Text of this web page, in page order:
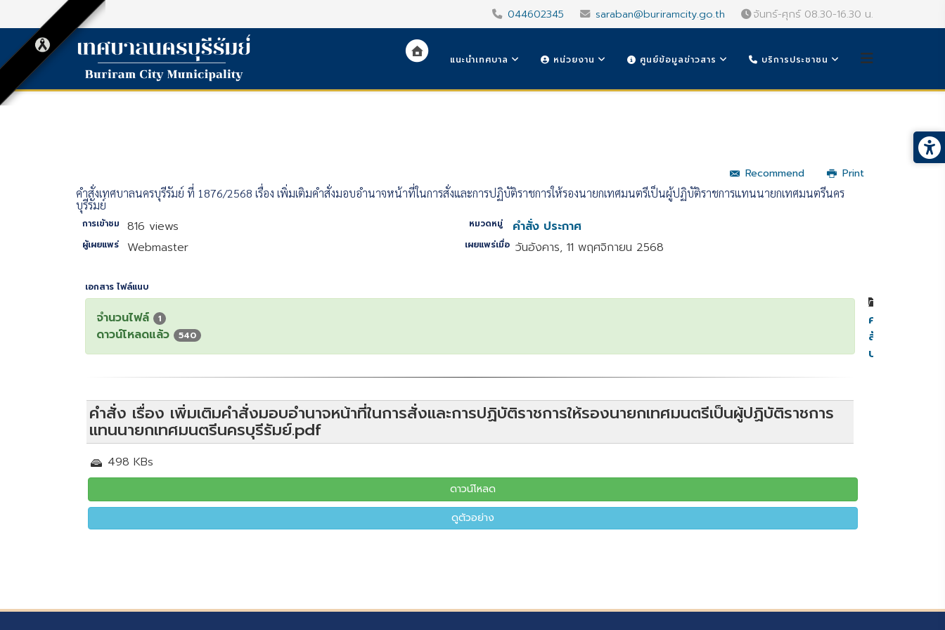
044602345 saraban@buriramcity.go.th จันทร์-ศุกร์ 08.30-16.30 น.
แนะนำเทศบาล หน่วยงาน ศูนย์ข้อมูลข่าวสาร บริการประชาชน
Recommend
Print
คำสั่งเทศบาลนครบุรีรัมย์ ที่ 1876/2568 เรื่อง เพิ่มเติมคำสั่งมอบอำนาจหน้าที่ในการสั่งและการปฏิบัติราชการให้รองนายกเทศมนตรีเป็นผู้ปฏิบัติราชการแทนนายกเทศมนตรีนคร
บุรีรัมย์
การเข้าชม 816 views หมวดหมู่ คำสั่ง ประกาศ
ผู้เผยแพร่ Webmaster เผยแพร่เมื่อ วันอังคาร, 11 พฤศจิกายน 2568
เอกสาร ไฟล์แนบ
จำนวนไฟล์ 1
ดาวน์โหลดแล้ว 540
คำสั่ง เรื่อง เพิ่มเติมคำสั่งมอบอำนาจหน้าที่ในการสั่งและการปฏิบัติราชการให้รองนายกเทศมนตรีเป็นผู้ปฏิบัติราชการ
แทนนายกเทศมนตรีนครบุรีรัมย์.pdf
498 KBs
ดาวน์โหลด
ดูตัวอย่าง
คำ
สั่ง
ประกาศ